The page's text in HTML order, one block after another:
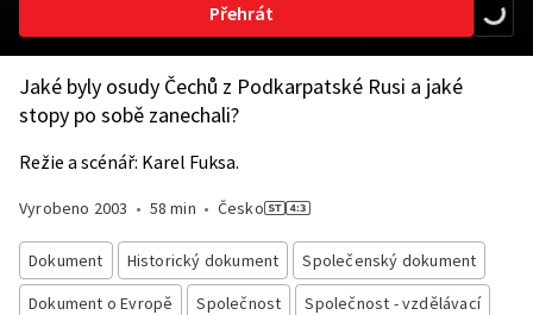
Přehrát
Jaké byly osudy Čechů z Podkarpatské Rusi a jaké
stopy po sobě zanechali?
Režie a scénář: Karel Fuksa.
Vyrobeno 2003 • 58 min • Česko
Dokument Historický dokument
Společenský dokument
Dokument o Evropě
Společnost Společnost - vzdělávací